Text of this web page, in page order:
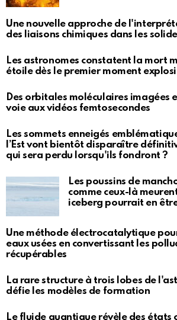
Une nouvelle approche de
des liaisons chimiques dans les
Les astronomes constatent la mort
étoile dès le premier moment
Des orbitales moléculaires imagées
voie aux vidéos femtosecondes
Les sommets enneigés
l’Est vont bientôt disparaître
qui sera perdu lorsqu'ils fondront ?
Les poussins de
comme ceux-là
iceberg pourrait en
Une méthode électrocatalytique
eaux usées en convertissant les
récupérables
La rare structure à trois lobes de
défie les modèles de formation
Le fluide quantique révèle des états